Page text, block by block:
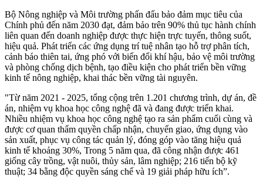
Bộ Nông nghiệp và Môi trường phấn đấu bảo đảm mục tiêu của
Chính phủ đến năm 2030 đạt, đảm bảo trên 90% thủ tục hành chính
liên quan đến doanh nghiệp được thực hiện trực tuyến, thông suốt,
hiệu quả. Phát triển các ứng dụng trí tuệ nhân tạo hỗ trợ phân tích,
cảnh báo thiên tai, ứng phó với biến đổi khí hậu, bảo vệ môi trường
và phòng chống dịch bệnh, tạo điều kiện cho phát triển bền vững
kinh tế nông nghiệp, khai thác bền vững tài nguyên.
"Từ năm 2021 - 2025, tổng cộng trên 1.201 chương trình, dự án, đề
án, nhiệm vụ khoa học công nghệ đã và đang được triển khai.
Nhiều nhiệm vụ khoa học công nghệ tạo ra sản phẩm cuối cùng và
được cơ quan thẩm quyền chấp nhận, chuyển giao, ứng dụng vào
sản xuất, phục vụ công tác quản lý, đóng góp vào tăng hiệu quả
kinh tế khoảng 30%, Trong 5 năm qua, đã công nhận được 461
giống cây trồng, vật nuôi, thủy sản, lâm nghiệp; 216 tiến bộ kỹ
thuật; 34 bằng độc quyền sáng chế và 19 giải pháp hữu ích”.